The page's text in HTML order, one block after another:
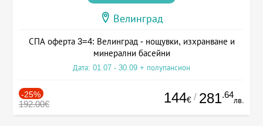
Велинград
СПА оферта 3=4: Велинград - нощувки, изхранване и
минерални басейни
Дата: 01.07 - 30.09 + полупансион
-25%
192.00€ 144€ / 281.64
лв.